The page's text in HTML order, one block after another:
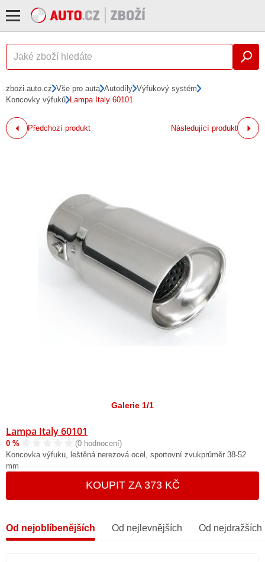
zbozi.auto.cz Vše pro auta Autodíly Výfukový systém
Koncovky výfuků Lampa Italy 60101
Předchozí produkt Následující produkt
Galerie 1/1
Lampa Italy 60101
0 %
(0 hodnocení)
Koncovka výfuku, leštěná nerezová ocel, sportovní zvukprůměr 38-52
mm
KOUPIT ZA 373 KČ
Od nejoblíbenějších Od nejlevnějších Od nejdražších